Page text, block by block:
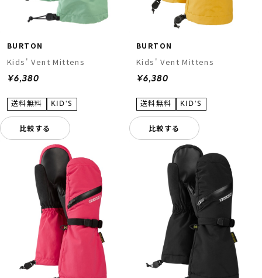
BURTON
Kids' Vent Mittens
¥6,380
比較する
BURTON
Kids' Vent Mittens
¥6,380
比較する